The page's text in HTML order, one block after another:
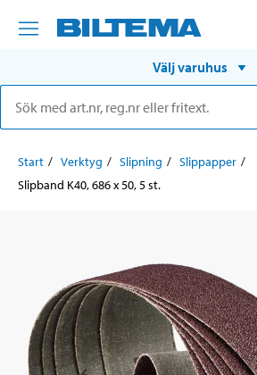
Välj varuhus
Start Verktyg Slipning
Slippapper
Slipband K40, 686 x 50, 5 st.